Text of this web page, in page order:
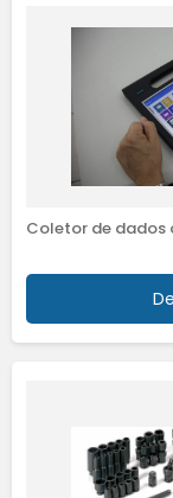
Coletor de dados